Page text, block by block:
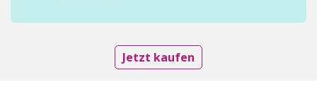
Jetzt kaufen